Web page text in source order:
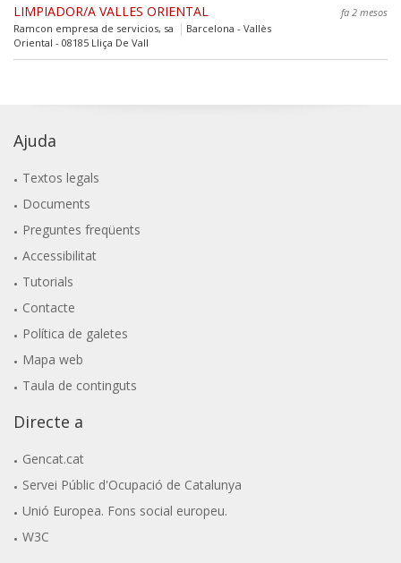
LIMPIADOR/A VALLES ORIENTAL
fa 2 mesos
Ramcon empresa de servicios, sa
Barcelona - Vallès
Oriental - 08185 Lliça De Vall
Ajuda
Textos legals
Documents
Preguntes freqüents
Accessibilitat
Tutorials
Contacte
Política de galetes
Mapa web
Taula de continguts
Directe a
Gencat.cat
Servei Públic d'Ocupació de Catalunya
Unió Europea. Fons social europeu.
W3C